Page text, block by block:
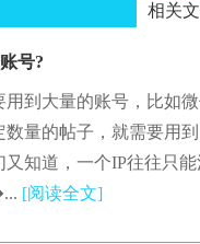
相关
号?
到大量的账号，比如
量的帖子，就需要用
知道，一个IP往往只
[阅读全文]